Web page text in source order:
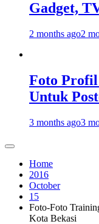
Gadget,
2 months ago2
Foto
Untuk
3 months ago3
Home
2016
October
15
Foto-Foto
Kota Bekasi